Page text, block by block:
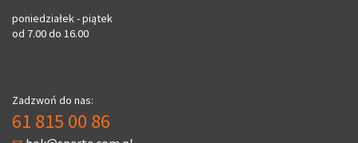
poniedziałek - piątek
od 7.00 do 16.00
Zadzwoń do nas:
61 815 00 86